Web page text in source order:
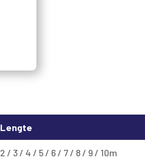
Lengte
2 / 3 / 4 / 5 / 6 / 7 / 8 / 9 / 10m